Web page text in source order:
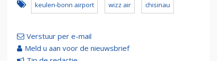
keulen-bonn airport wizz air chisinau
Verstuur per e-mail
Meld u aan voor de nieuwsbrief